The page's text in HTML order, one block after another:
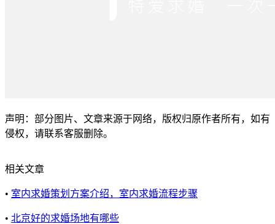
声明：部分图片、文章来源于网络，版权归原作者所有，如有
侵权，请联系客服删除。
相关文章
• 室内求婚策划方案介绍，室内求婚流程步骤
• 北京好的求婚场地有哪些